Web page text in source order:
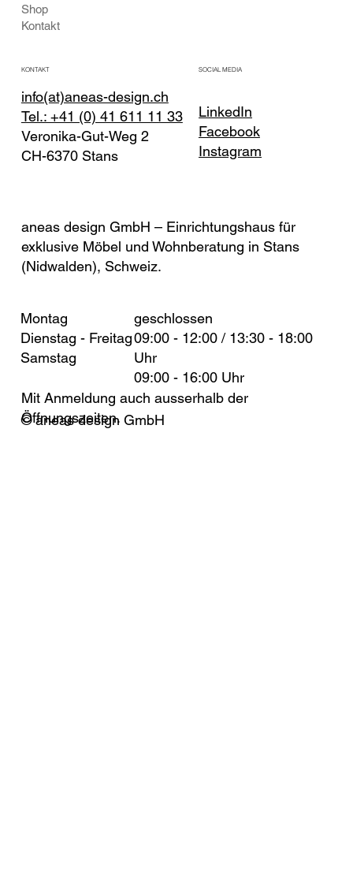
Shop
Kontakt
SOCIAL MEDIA
LinkedIn
Facebook
Instagram
KONTAKT
info(at)aneas-design.ch
Tel.: +41 (0) 41 611 11 33
Veronika-Gut-Weg 2
CH-6370 Stans
© aneas design GmbH
Mit Anmeldung auch ausserhalb der
Öffnungszeiten.
geschlossen
09:00 - 12:00 / 13:30 - 18:00
Uhr
09:00 - 16:00 Uhr
Montag
Dienstag - Freitag
Samstag
aneas design GmbH – Einrichtungshaus für
exklusive Möbel und Wohnberatung in Stans
(Nidwalden), Schweiz.